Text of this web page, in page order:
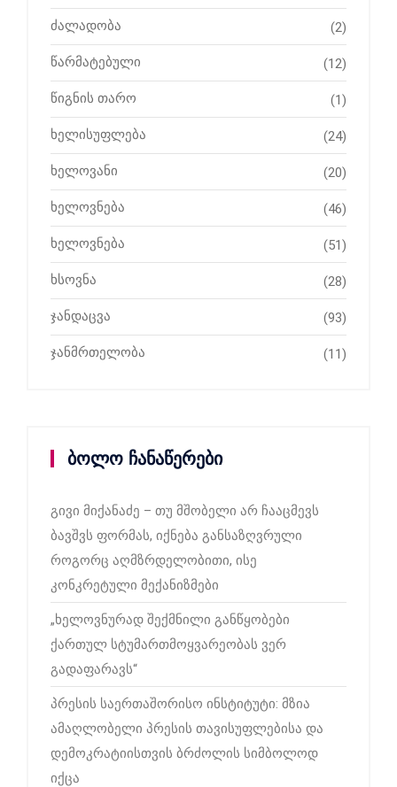
ძალადობა (2)
წარმატებული (12)
წიგნის თარო (1)
ხელისუფლება (24)
ხელოვანი (20)
ხელოვნება (46)
ხელოვნება (51)
ხსოვნა (28)
ჯანდაცვა (93)
ჯანმრთელობა (11)
ბოლო ჩანაწერები
გივი მიქანაძე – თუ მშობელი არ ჩააცმევს
ბავშვს ფორმას, იქნება განსაზღვრული
როგორც აღმზრდელობითი, ისე
კონკრეტული მექანიზმები
„ხელოვნურად შექმნილი განწყობები
ქართულ სტუმართმოყვარეობას ვერ
გადაფარავს“
პრესის საერთაშორისო ინსტიტუტი: მზია
ამაღლობელი პრესის თავისუფლებისა და
დემოკრატიისთვის ბრძოლის სიმბოლოდ
იქცა